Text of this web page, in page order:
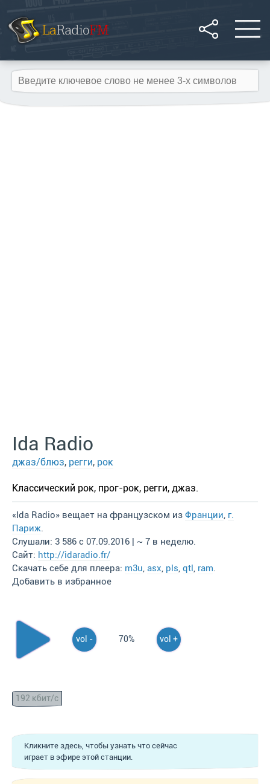
Ida Radio
джаз/блюз, регги, рок
Классический рок, прог-рок, регги, джаз.
«Ida Radio» вещает на французском из Франции, г.
Париж.
Слушали: 3 586 с 07.09.2016 | ~ 7 в неделю.
Сайт: http://idaradio.fr/
Скачать себе для плеера: m3u, asx, pls, qtl, ram.
Добавить в избранное
vol - 70% vol +
192 кбит/с
Кликните здесь, чтобы узнать что сейчас
играет в эфире этой станции.